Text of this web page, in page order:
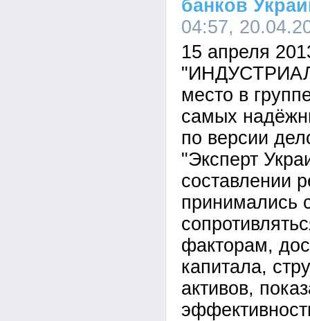
банков
04:57,
15 апреля
место в
самых
по версии
"Эксперт
составлении
принимались
факторам,
капитала,
активов,